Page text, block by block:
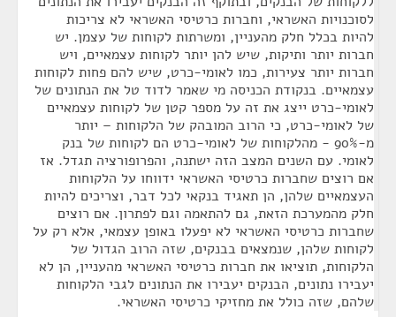
לסוכנויות האשראי, וחברות כרטיסי האשראי לא צריכות
להיות בכלל חלק מהעניין, ומשרתות לקוחות של עצמן. יש
חברות יותר ותיקות, שיש להן יותר לקוחות עצמאיים, ויש
חברות יותר צעירות, כמו לאומי-כרט, שיש להם פחות לקוחות
עצמאיים. בנקודת הכניסה מי שאמר לדוד טל את הנתונים של
לאומי-כרט ייצג את זה על מספר קטן של לקוחות עצמאיים
של לאומי-כרט, כי הרוב המובהק של הלקוחות – יותר
מ-90% - מהלקוחות של לאומי-כרט הם לקוחות של בנק
לאומי. עם השנים המצב הזה ישתנה, והפרופורציה תגדל. אז
אם רוצים שחברות כרטיסי האשראי ידווחו על הלקוחות
העצמאיים שלהן, הן תאגיד בנקאי לכל דבר, וצריכים להיות
חלק מהמערכת הזאת, גם להתאמה וגם לפתרון. אם רוצים
שחברות כרטיסי האשראי לא יפעלו באופן עצמאי, אלא רק על
לקוחות שלהן, שנמצאים בבנקים, שזה הרוב הגדול של
הלקוחות, תוציאו את חברות כרטיסי האשראי מהעניין, הן לא
יעבירו נתונים, הבנקים יעבירו את הנתונים לגבי הלקוחות
שלהם, שזה כולל את מחזיקי כרטיסי האשראי.